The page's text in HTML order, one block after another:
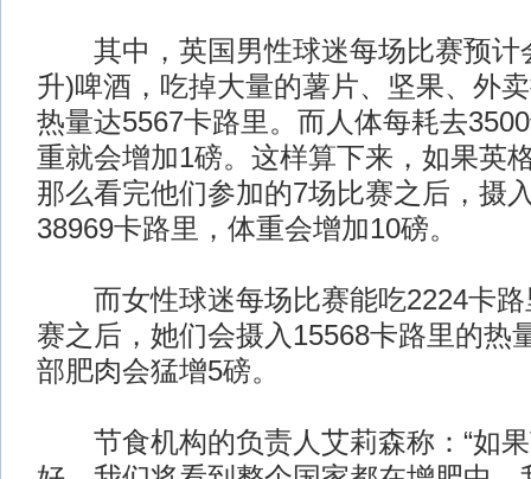
其中，英国男性球迷每场比赛预计
升)啤酒，吃掉大量的薯片、坚果、外
热量达5567卡路里。而人体每耗去
重就会增加1磅。这样算下来，如果英
那么看完他们参加的7场比赛之后，摄
38969卡路里，体重会增加10磅。
而女性球迷每场比赛能吃2224卡路
赛之后，她们会摄入15568卡路里的热
部肥肉会猛增5磅。
节食机构的负责人艾莉森称：“如果